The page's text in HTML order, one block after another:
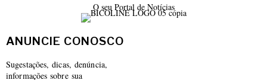
O seu Portal de Notícias
ANUNCIE CONOSCO
Sugestações, dicas, denúncia,
informações sobre sua